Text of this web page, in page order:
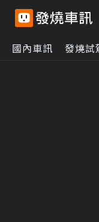
國內車訊 發燒試